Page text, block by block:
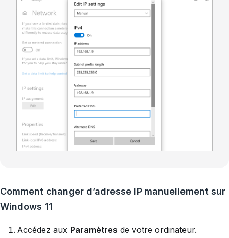
Comment changer d’adresse IP manuellement sur
Windows 11
Accédez aux Paramètres de votre ordinateur.